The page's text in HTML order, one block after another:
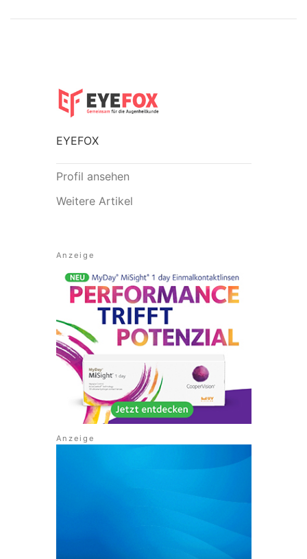
EYEFOX
Profil ansehen
Weitere Artikel